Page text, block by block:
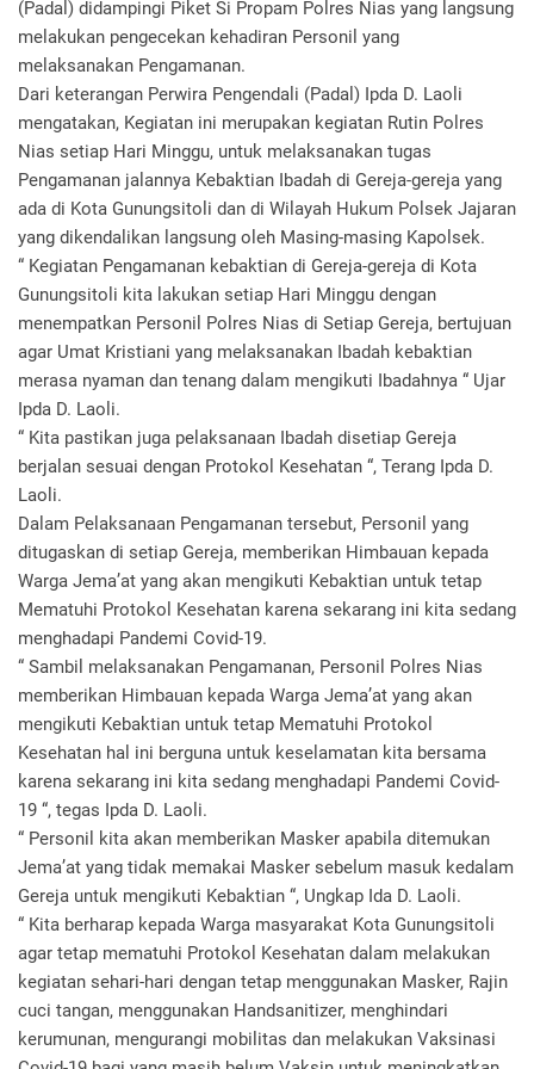
(Padal) didampingi Piket Si Propam Polres Nias yang langsung
melakukan pengecekan kehadiran Personil yang
melaksanakan Pengamanan.
Dari keterangan Perwira Pengendali (Padal) Ipda D. Laoli
mengatakan, Kegiatan ini merupakan kegiatan Rutin Polres
Nias setiap Hari Minggu, untuk melaksanakan tugas
Pengamanan jalannya Kebaktian Ibadah di Gereja-gereja yang
ada di Kota Gunungsitoli dan di Wilayah Hukum Polsek Jajaran
yang dikendalikan langsung oleh Masing-masing Kapolsek.
“ Kegiatan Pengamanan kebaktian di Gereja-gereja di Kota
Gunungsitoli kita lakukan setiap Hari Minggu dengan
menempatkan Personil Polres Nias di Setiap Gereja, bertujuan
agar Umat Kristiani yang melaksanakan Ibadah kebaktian
merasa nyaman dan tenang dalam mengikuti Ibadahnya “ Ujar
Ipda D. Laoli.
“ Kita pastikan juga pelaksanaan Ibadah disetiap Gereja
berjalan sesuai dengan Protokol Kesehatan “, Terang Ipda D.
Laoli.
Dalam Pelaksanaan Pengamanan tersebut, Personil yang
ditugaskan di setiap Gereja, memberikan Himbauan kepada
Warga Jema’at yang akan mengikuti Kebaktian untuk tetap
Mematuhi Protokol Kesehatan karena sekarang ini kita sedang
menghadapi Pandemi Covid-19.
“ Sambil melaksanakan Pengamanan, Personil Polres Nias
memberikan Himbauan kepada Warga Jema’at yang akan
mengikuti Kebaktian untuk tetap Mematuhi Protokol
Kesehatan hal ini berguna untuk keselamatan kita bersama
karena sekarang ini kita sedang menghadapi Pandemi Covid-
19 “, tegas Ipda D. Laoli.
“ Personil kita akan memberikan Masker apabila ditemukan
Jema’at yang tidak memakai Masker sebelum masuk kedalam
Gereja untuk mengikuti Kebaktian “, Ungkap Ida D. Laoli.
“ Kita berharap kepada Warga masyarakat Kota Gunungsitoli
agar tetap mematuhi Protokol Kesehatan dalam melakukan
kegiatan sehari-hari dengan tetap menggunakan Masker, Rajin
cuci tangan, menggunakan Handsanitizer, menghindari
kerumunan, mengurangi mobilitas dan melakukan Vaksinasi